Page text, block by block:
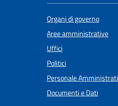
Organi di governo
Aree amministrative
Uffici
Politici
Personale
Documenti e Dati